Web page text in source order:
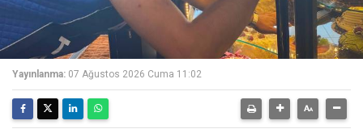
Yayınlanma: 07 Ağustos 2026 Cuma 11:02